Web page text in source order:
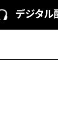
デジタル